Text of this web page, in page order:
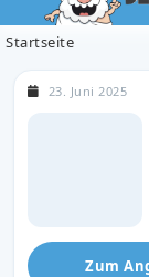
Startseite
23. Juni 2025
Zum